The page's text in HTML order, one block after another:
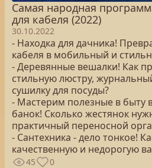
Самая народная
для кабеля (2022)
30.10.2022
- Находка для дачника!
кабеля в мобильный и
- Деревянные вешалки! Как
стильную люстру,
сушилку для посуды?
- Мастерим полезные в быту
банок! Сколько жестянок
практичный переносной
- Сантехника - дело тонкое!
качественную и недорогую
45 0